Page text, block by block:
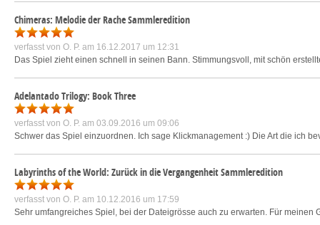
Chimeras: Melodie der Rache Sammleredition
verfasst von O. P. am 16.12.2017 um 12:31
Das Spiel zieht einen schnell in seinen Bann. Stimmungsvoll, mit schön
Adelantado Trilogy: Book Three
verfasst von O. P. am 03.09.2016 um 09:06
Schwer das Spiel einzuordnen. Ich sage Klickmanagement :) Die Art die ich
Labyrinths of the World: Zurück in die Vergangenheit Sammleredition
verfasst von O. P. am 10.12.2016 um 17:59
Sehr umfangreiches Spiel, bei der Dateigrösse auch zu erwarten. Für